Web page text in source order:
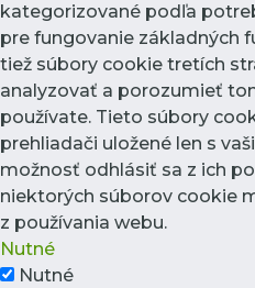
kategorizované podľa
pre fungovanie základných
tiež súbory cookie tretích
analyzovať a porozumieť
používate. Tieto súbory
prehliadači uložené len s
možnosť odhlásiť sa z ich
niektorých súborov cookie
z používania webu.
Nutné
Nutné